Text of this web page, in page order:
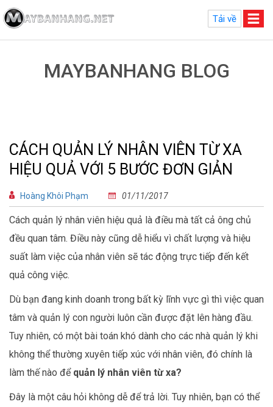
Tải về
MAYBANHANG BLOG
CÁCH QUẢN LÝ NHÂN VIÊN TỪ XA
HIỆU QUẢ VỚI 5 BƯỚC ĐƠN GIẢN
Hoàng Khôi Phạm 01/11/2017
Cách quản lý nhân viên hiệu quả là điều mà tất cả ông chủ
đều quan tâm. Điều này cũng dễ hiểu vì chất lượng và hiệu
suất làm việc của nhân viên sẽ tác động trực tiếp đến kết
quả công việc.
Dù bạn đang kinh doanh trong bất kỳ lĩnh vực gì thì việc quan
tâm và quản lý con người luôn cần được đặt lên hàng đầu.
Tuy nhiên, có một bài toán khó dành cho các nhà quản lý khi
không thể thường xuyên tiếp xúc với nhân viên, đó chính là
làm thế nào đểquản lý nhân viên từ xa?
Đây là một câu hỏi không dễ để trả lời. Tuy nhiên, bạn có thể